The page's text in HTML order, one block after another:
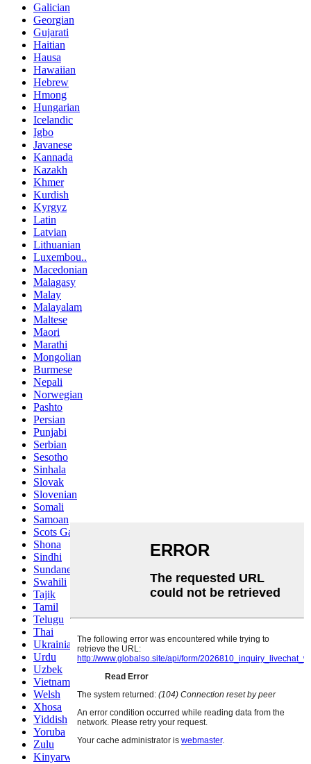
Galician
Georgian
Gujarati
Haitian
Hausa
Hawaiian
Hebrew
Hmong
Hungarian
Icelandic
Igbo
Javanese
Kannada
Kazakh
Khmer
Kurdish
Kyrgyz
Latin
Latvian
Lithuanian
Luxembou..
Macedonian
Malagasy
Malay
Malayalam
Maltese
Maori
Marathi
Mongolian
Burmese
Nepali
Norwegian
Pashto
Persian
Punjabi
Serbian
Sesotho
Sinhala
Slovak
Slovenian
Somali
Samoan
Scots Gaelic
Shona
Sindhi
Sundanese
Swahili
Tajik
Tamil
Telugu
Thai
Ukrainian
Urdu
Uzbek
Vietnamese
Welsh
Xhosa
Yiddish
Yoruba
Zulu
Kinyarwanda